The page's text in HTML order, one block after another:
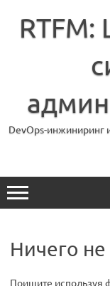
содержимому
RTFM:
DevOps-инжиниринг
Ничего
Поищите используя